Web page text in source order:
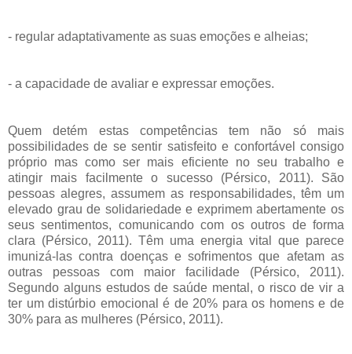
- regular adaptativamente as suas emoções e alheias;
- a capacidade de avaliar e expressar emoções.
Quem detém estas competências tem não só mais
possibilidades de se sentir satisfeito e confortável consigo
próprio mas como ser mais eficiente no seu trabalho e
atingir mais facilmente o sucesso (Pérsico, 2011). São
pessoas alegres, assumem as responsabilidades, têm um
elevado grau de solidariedade e exprimem abertamente os
seus sentimentos, comunicando com os outros de forma
clara (Pérsico, 2011). Têm uma energia vital que parece
imunizá-las contra doenças e sofrimentos que afetam as
outras pessoas com maior facilidade (Pérsico, 2011).
Segundo alguns estudos de saúde mental, o risco de vir a
ter um distúrbio emocional é de 20% para os homens e de
30% para as mulheres (Pérsico, 2011).